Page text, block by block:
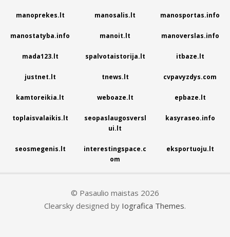
manoprekes.lt manosalis.lt manosportas.info
manostatyba.info manoit.lt manoverslas.info
mada123.lt spalvotaistorija.lt itbaze.lt
justnet.lt tnews.lt cvpavyzdys.com
kamtoreikia.lt weboaze.lt epbaze.lt
toplaisvalaikis.lt
seopaslaugosversl
ui.lt
kasyraseo.info
seosmegenis.lt
interestingspace.c
om
eksportuoju.lt
© Pasaulio maistas 2026
Clearsky designed by Iografica Themes.